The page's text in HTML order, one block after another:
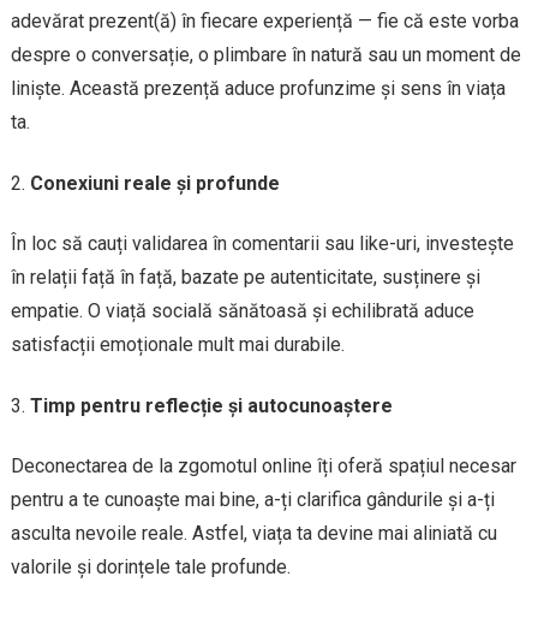
adevărat prezent(ă) în fiecare experiență — fie că este vorba
despre o conversație, o plimbare în natură sau un moment de
liniște. Această prezență aduce profunzime și sens în viața
ta.
Conexiuni reale și profunde
În loc să cauți validarea în comentarii sau like-uri, investește
în relații față în față, bazate pe autenticitate, susținere și
empatie. O viață socială sănătoasă și echilibrată aduce
satisfacții emoționale mult mai durabile.
Timp pentru reflecție și autocunoaștere
Deconectarea de la zgomotul online îți oferă spațiul necesar
pentru a te cunoaște mai bine, a-ți clarifica gândurile și a-ți
asculta nevoile reale. Astfel, viața ta devine mai aliniată cu
valorile și dorințele tale profunde.